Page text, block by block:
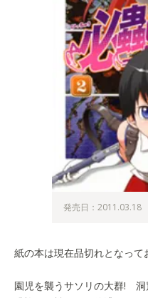
発売日：2011.03.18
紙の本は現在品切れとなって
園児を襲うサソリの大群!